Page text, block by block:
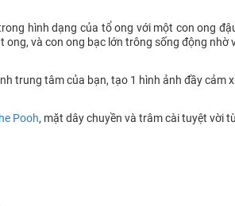
hình dạng của tổ ong với một con ong
và con ong bạc lớn trông sống động nhờ
trung tâm của bạn, tạo 1 hình ảnh đầy cảm
Pooh, mặt dây chuyền và trâm cài tuyệt vời